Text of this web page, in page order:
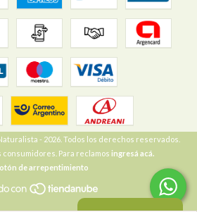
- 2026. Todos los derechos reservados.
consumidores. Para reclamos ingresá acá.
de arrepentimiento